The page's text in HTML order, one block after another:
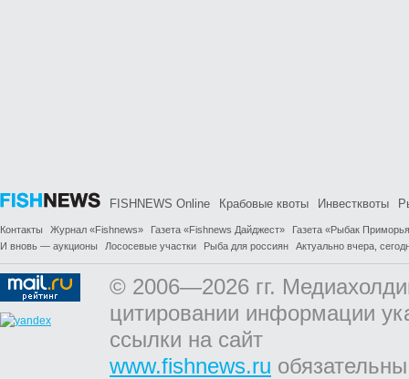
FISHNEWS Online Крабовые квоты Инвестквоты
Контакты Журнал «Fishnews» Газета «Fishnews Дайджест»
Газета «Рыбак
И вновь — аукционы
Лососевые участки Рыба для россиян Актуально вчера,
© 2006—2026 гг.
цитировании информации
ссылки на сайт
www.fishnews.ru